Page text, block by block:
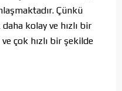
Çünkü
kolay ve hızlı bir
çok hızlı bir şekilde